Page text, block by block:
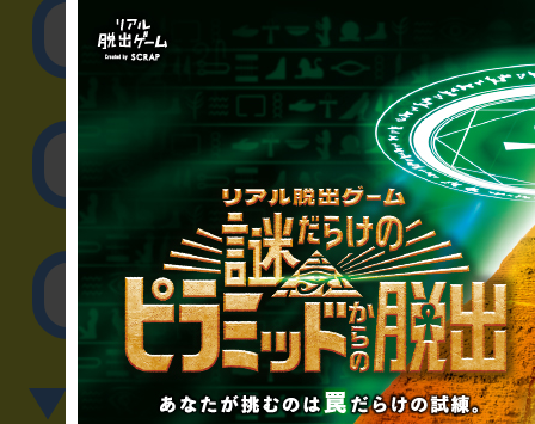
リアル脱出ゲーム制作
取材に関するお
その他のご相談／
▼英語、中国語でのお問